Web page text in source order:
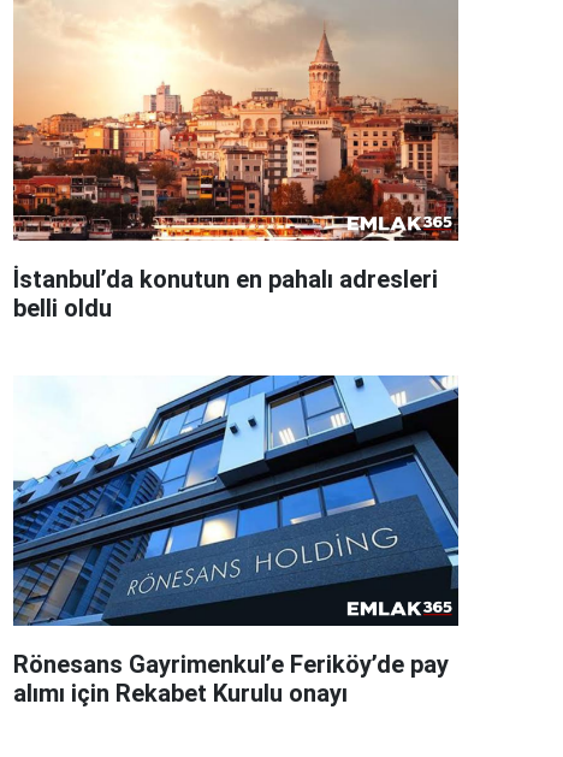
İstanbul’da konutun en pahalı adresleri
belli oldu
Rönesans Gayrimenkul’e Feriköy’de pay
alımı için Rekabet Kurulu onayı